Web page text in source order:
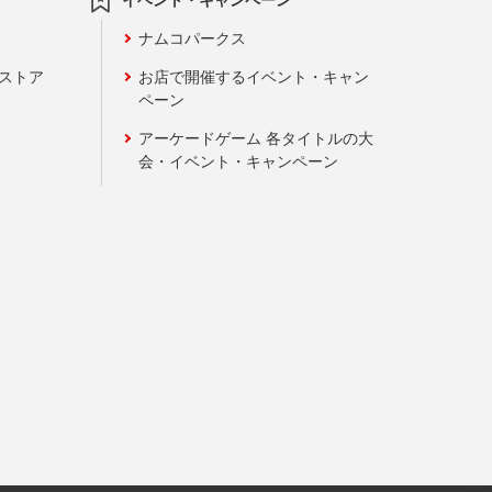
トア
ナムコパークス
お店で開催するイベント・キャン
ペーン
アーケードゲーム 各タイトルの大
会・イベント・キャンペーン